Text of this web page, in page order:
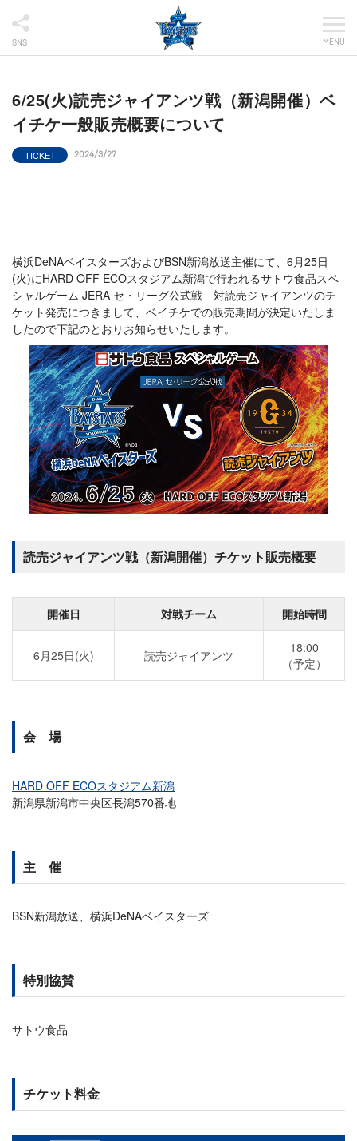
SNS MENU
6/25(火)読売ジャイアンツ戦（新潟開催）ベ
イチケ一般販売概要について
TICKET 2024/3/27
横浜DeNAベイスターズおよびBSN新潟放送主催にて、6月25日
(火)にHARD OFF ECOスタジアム新潟で行われるサトウ食品スペ
シャルゲーム JERA セ・リーグ公式戦 対読売ジャイアンツのチ
ケット発売につきまして、ベイチケでの販売期間が決定いたしま
したので下記のとおりお知らせいたします。
読売ジャイアンツ戦（新潟開催）チケット販売概要
開催日 対戦チーム 開始時間
6月25日(火) 読売ジャイアンツ
18:00
（予定）
会 場
HARD OFF ECOスタジアム新潟
新潟県新潟市中央区長潟570番地
主 催
BSN新潟放送、横浜DeNAベイスターズ
特別協賛
サトウ食品
チケット料金